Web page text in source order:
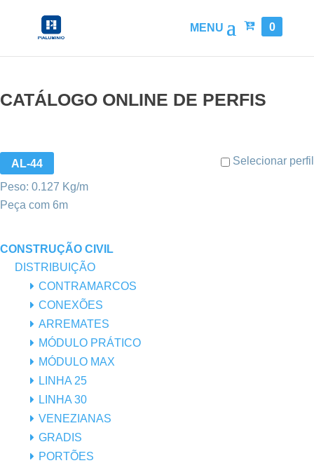
0
CATÁLOGO ONLINE DE PERFIS
AL-44 Selecionar perfil
Peso: 0.127 Kg/m
Peça com 6m
CONSTRUÇÃO CIVIL
DISTRIBUIÇÃO
CONTRAMARCOS
CONEXÕES
ARREMATES
MÓDULO PRÁTICO
MÓDULO MAX
LINHA 25
LINHA 30
VENEZIANAS
GRADIS
PORTÕES